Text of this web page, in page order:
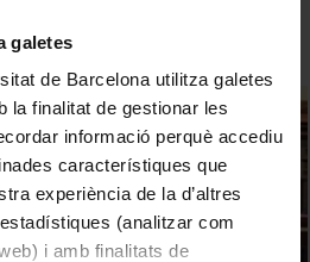
galetes
de Barcelona utilitza galetes
la finalitat de gestionar les
informació perquè accediu
característiques que
experiència de la d’altres
(analitzar com
i amb finalitats de